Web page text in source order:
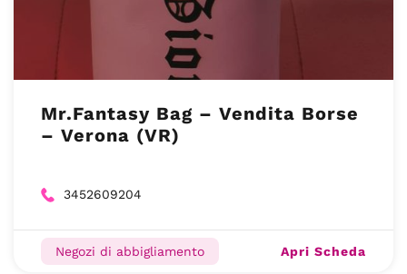
Mr.Fantasy Bag – Vendita Borse
– Verona (VR)
3452609204
Negozi di abbigliamento Apri Scheda